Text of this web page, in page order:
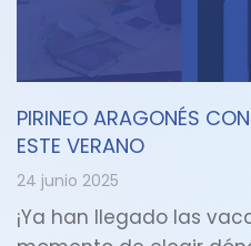
PIRINEO ARAGONÉS
ESTE VERANO
24 junio 2025
¡Ya han llegado las